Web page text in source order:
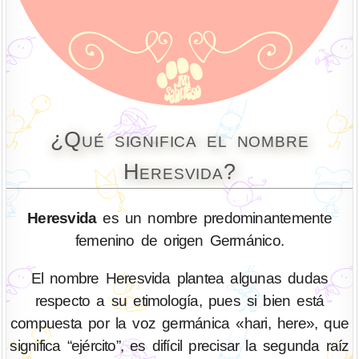
¿Qué significa el nombre
Heresvida?
Heresvidaes un nombre predominantemente
femenino de origen Germánico.
El nombre Heresvida plantea algunas dudas
respecto a su etimología, pues si bien está
compuesta por la voz germánica «hari, here», que
significa “ejército”, es difícil precisar la segunda raíz